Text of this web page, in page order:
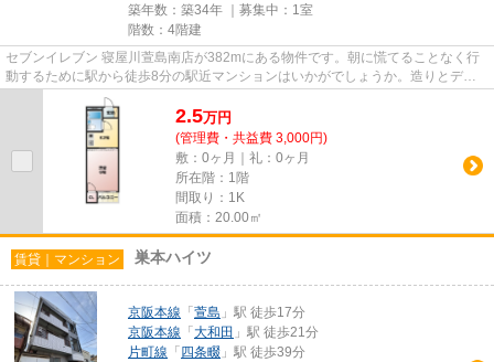
築年数：築34年 ｜募集中： 1室
階数：4階建
セブンイレブン 寝屋川萱島南店が382mにある物件です。朝に慌てることなく行
動するために駅から徒歩8分の駅近マンションはいかがでしょうか。造りとデザ
インに関して、自信をもって情...
2.5万円
(管理費・共益費 3,000円)
敷：0ヶ月｜礼：0ヶ月
所在階：1階
間取り：1K
面積：20.00㎡
賃貸｜マンション 巣本ハイツ
京阪本線 「 萱島 」駅 徒歩17分
京阪本線 「 大和田 」駅 徒歩21分
片町線 「 四条畷 」駅 徒歩39分